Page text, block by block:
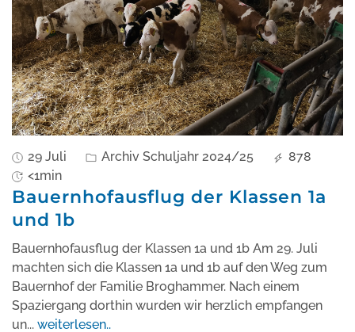
29 Juli Archiv Schuljahr 2024/25
878
<1min
Bauernhofausflug der Klassen 1a
und 1b
Bauernhofausflug der Klassen 1a und 1b Am 29. Juli
machten sich die Klassen 1a und 1b auf den Weg zum
Bauernhof der Familie Broghammer. Nach einem
Spaziergang dorthin wurden wir herzlich empfangen
un... weiterlesen..